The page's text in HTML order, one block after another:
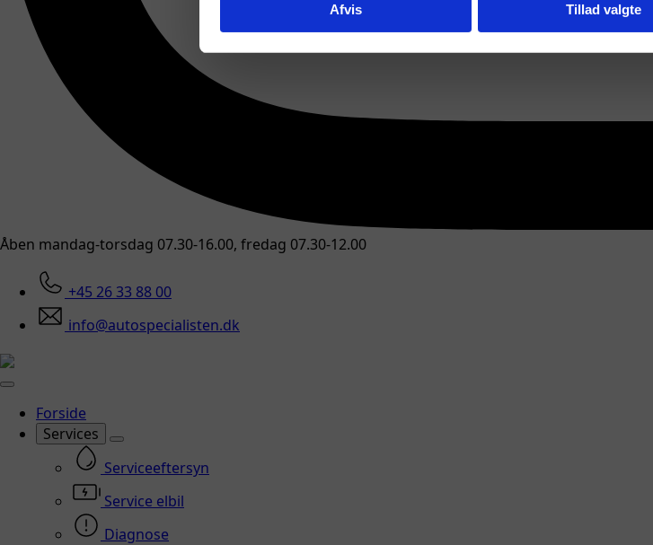
Afvis Tillad valgte
Åben mandag-torsdag 07.30-16.00, fredag 07.30-12.00
+45 26 33 88 00
info@autospecialisten.dk
Forside
Services
Serviceeftersyn
Service elbil
Diagnose